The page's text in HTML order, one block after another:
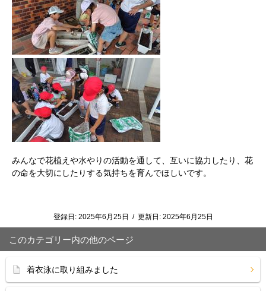
みんなで花植えや水やりの活動を通して、互いに協力したり、花
の命を大切にしたりする気持ちを育んでほしいです。
登録日: 2025年6月25日 / 更新日: 2025年6月25日
このカテゴリー内の他のページ
着衣泳に取り組みました